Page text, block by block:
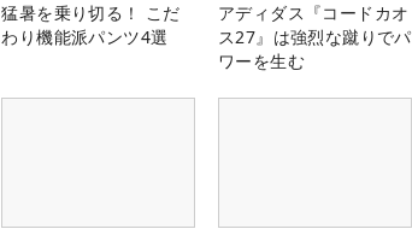
猛暑を乗り切る！ こだ
わり機能派パンツ4選
アディダス『コードカオ
ス27』は強烈な蹴りでパ
ワーを生む